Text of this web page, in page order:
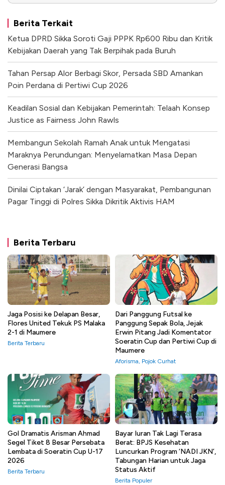
Berita Terkait
Ketua DPRD Sikka Soroti Gaji PPPK Rp600 Ribu dan Kritik
Kebijakan Daerah yang Tak Berpihak pada Buruh
Tahan Persap Alor Berbagi Skor, Persada SBD Amankan
Poin Perdana di Pertiwi Cup 2026
Keadilan Sosial dan Kebijakan Pemerintah: Telaah Konsep
Justice as Fairness John Rawls
Membangun Sekolah Ramah Anak untuk Mengatasi
Maraknya Perundungan: Menyelamatkan Masa Depan
Generasi Bangsa
Dinilai Ciptakan ‘Jarak’ dengan Masyarakat, Pembangunan
Pagar Tinggi di Polres Sikka Dikritik Aktivis HAM
Berita Terbaru
Jaga Posisi ke Delapan Besar,
Flores United Tekuk PS Malaka
2-1 di Maumere
Berita Terbaru
Dari Panggung Futsal ke
Panggung Sepak Bola, Jejak
Erwin Pitang Jadi Komentator
Soeratin Cup dan Pertiwi Cup di
Maumere
Aforisma, Pojok Curhat
Gol Dramatis Arisman Ahmad
Segel Tiket 8 Besar Persebata
Lembata di Soeratin Cup U-17
2026
Berita Terbaru
Bayar Iuran Tak Lagi Terasa
Berat: BPJS Kesehatan
Luncurkan Program ‘NADI JKN’,
Tabungan Harian untuk Jaga
Status Aktif
Berita Populer